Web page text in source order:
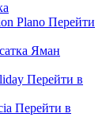
Plano Перейти
Яман
Перейти в
Перейти в